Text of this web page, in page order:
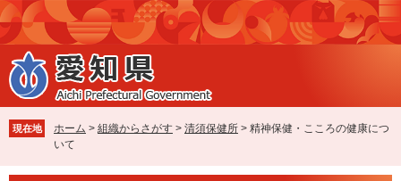
ペ
ー
ジ
の
先
で
す
メ
ニ
ュ
ー
を
ば
し
本
現在地 ホーム > 組織からさがす > 清須保健所 > 精神保健・こころの健康につ
いて